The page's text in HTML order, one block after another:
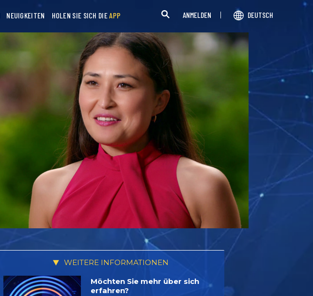
NEUIGKEITEN HOLEN SIE SICH DIEAPP ANMELDEN DEUTSCH
WEITERE INFORMATIONEN
Möchten Sie mehr über sich
erfahren?